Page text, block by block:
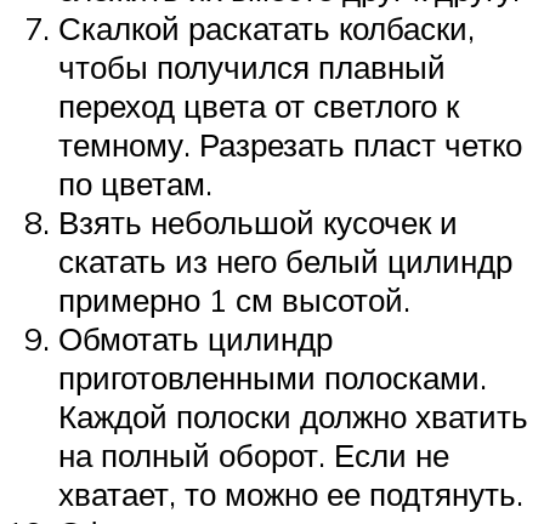
Скалкой раскатать колбаски,
чтобы получился плавный
переход цвета от светлого к
темному. Разрезать пласт четко
по цветам.
Взять небольшой кусочек и
скатать из него белый цилиндр
примерно 1 см высотой.
Обмотать цилиндр
приготовленными полосками.
Каждой полоски должно хватить
на полный оборот. Если не
хватает, то можно ее подтянуть.